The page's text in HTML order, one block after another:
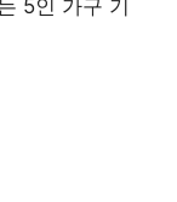
5인 가구 기